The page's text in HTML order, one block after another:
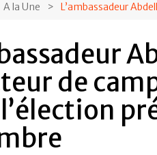
A la Une L’ambassadeur
de